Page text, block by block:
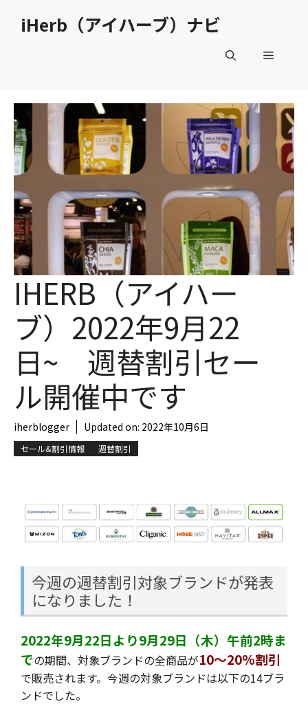
iHerb（アイハーブ）ナビ
メ
ュ
IHERB（アイハー
ブ）2022年9月22
日~ 週替割引セー
ル開催中です
iherblogger Updated on: 2022年10月6日
セール&割引情報 週替割引
今週の週替割引対象ブランドが発表
になりました！
2022年9月22日より9月29日（木）午前2時ま
での期間、対象ブランドの全商品が10～20%割引
で販売されます。今週の対象ブランドは以下の14ブラ
ンドでした。